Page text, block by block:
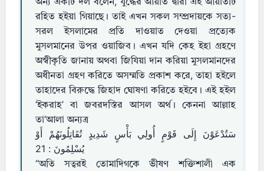
অন্য একটি দল বলেন, যুদ্ধের আয়াত দ্বারা এই আয়াতটি
রহিত হইয়া গিয়াছে। তাই এখন সকল সম্প্রদায়কে সত্য-
সরল ইসলামের প্রতি দাওয়াত দেওয়া প্রত্যেক
মুসলমানের উপর ওয়াজিব। এখন যদি কেহ ইহা গ্রহণে
অস্বীকৃতি জানায় অথবা জিযিয়া দান করিয়া মুসলমানদের
অধীনতা গ্রহণ করিতে অসম্মতি প্রকাশ করে, তাহা হইলে
তাহাদের বিরুদ্ধে জিহাদ ঘোষণা করিতে হইবে। এই হইল
‘ইকরাহ’ বা জবরদস্তির আসল অর্থ। কেননা আল্লাহ
তা’আলা অন্যত্র
سَتُدْعَوْنَ إِلَى قَوْمٍ أُولِي بَأْسٍ شَدِيدٍ تُقَاتِلُونَهُمْ أَوْ
يُسْلِمُونَ : 21
“অতি সত্বরই তোমাদিগকে ভীষণ শক্তিশালী এক